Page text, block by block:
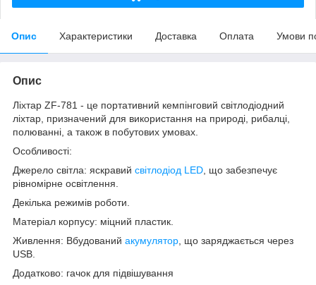
Опис Характеристики Доставка Оплата Умови
Опис
Ліхтар ZF-781 - це портативний кемпінговий світлодіодний
ліхтар, призначений для використання на природі, рибалці,
полюванні, а також в побутових умовах.
Особливості:
Джерело світла: яскравий світлодіод LED , що забезпечує
рівномірне освітлення.
Декілька режимів роботи.
Матеріал корпусу: міцний пластик.
Живлення: Вбудований акумулятор , що заряджається через
USB.
Додатково: гачок для підвішування